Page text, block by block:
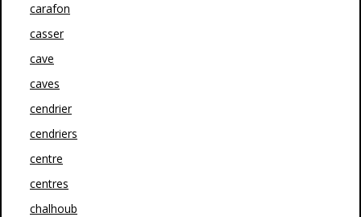
carafon
casser
cave
caves
cendrier
cendriers
centre
centres
chalhoub